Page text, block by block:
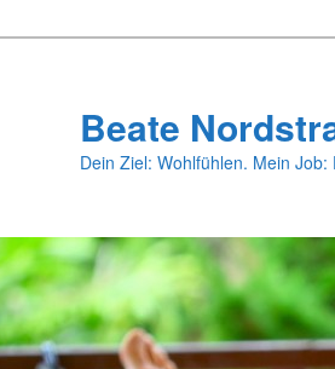
Beate
Dein Ziel: Wohlfühlen. Mein